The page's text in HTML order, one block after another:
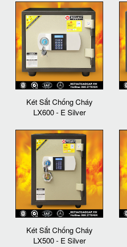
Két Sắt Chống Cháy
LX600 - E Silver
Két Sắt Chống Cháy
LX500 - E Silver